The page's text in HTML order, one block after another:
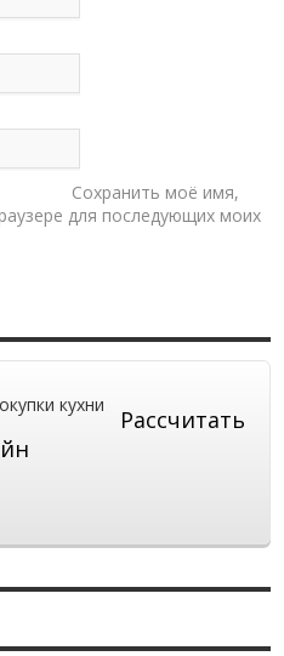
Сохранить моё имя,
для последующих моих
Рассчитать